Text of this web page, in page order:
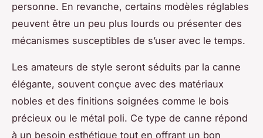
personne. En revanche, certains modèles réglables
peuvent être un peu plus lourds ou présenter des
mécanismes susceptibles de s’user avec le temps.
Les amateurs de style seront séduits par la canne
élégante, souvent conçue avec des matériaux
nobles et des finitions soignées comme le bois
précieux ou le métal poli. Ce type de canne répond
à un besoin esthétique tout en offrant un bon